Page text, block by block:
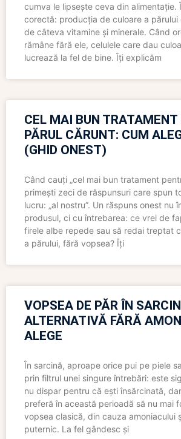
cumva le lipsește ceva din alimentație.
corectă: producția de culoare a
de câteva vitamine și minerale. Când
rămâne fără ele, celulele care dau
lucrează la fel de bine. Îți explicăm
CEL MAI BUN TRATAMENT
PĂRUL CĂRUNT: CUM
(GHID ONEST)
Când cauți „cel mai bun tratament
primești zeci de răspunsuri care spun
lucru: „al nostru”. Un răspuns onest nu
produsul, ci cu întrebarea: ce vrei de
firele albe repede sau să redai treptat
a părului, fără vopsea? Îți
VOPSEA DE PĂR ÎN
ALTERNATIVĂ FĂRĂ
ALEGE
În sarcină, aproape orice pui pe piele
prin filtrul unei singure întrebări: este
nu dispar pentru că ești însărcinată,
preferă în această perioadă să nu mai
vopsea clasică, din cauza amoniacului
puternic. La fel gândesc și